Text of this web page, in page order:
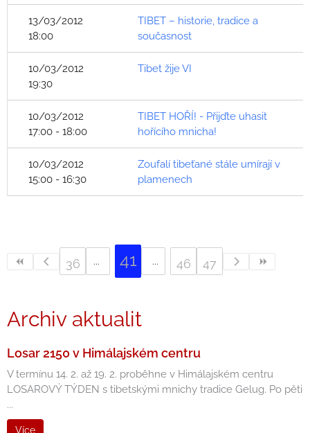
13/03/2012
18:00
TIBET – historie, tradice a
současnost
10/03/2012
19:30
Tibet žije VI
10/03/2012
17:00 - 18:00
TIBET HOŘÍ! - Přijďte uhasit
hořícího mnicha!
10/03/2012
15:00 - 16:30
Zoufalí tibeťané stále umírají v
plamenech
36 41 46 47
Archiv aktualit
Losar 2150 v Himálajském centru
V termínu 14. 2. až 19. 2. proběhne v Himálajském centru
LOSAROVÝ TÝDEN s tibetskými mnichy tradice Gelug. Po pěti
...
Více